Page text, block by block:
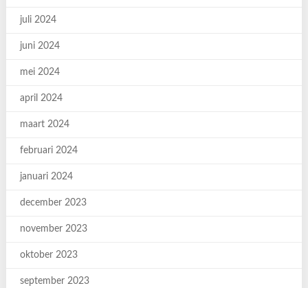
juli 2024
juni 2024
mei 2024
april 2024
maart 2024
februari 2024
januari 2024
december 2023
november 2023
oktober 2023
september 2023